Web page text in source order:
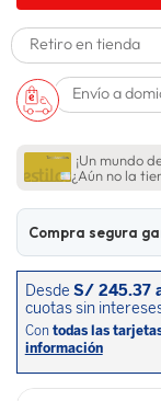
Retiro en tienda
Envío a
¡Un mundo
¿Aún no la
Compra segura